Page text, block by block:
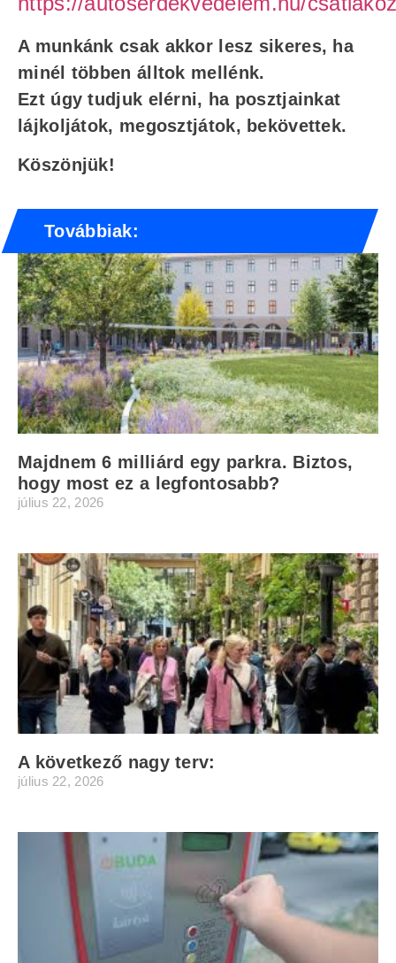
A munkánk csak akkor lesz sikeres, ha
minél többen álltok mellénk.
Ezt úgy tudjuk elérni, ha posztjainkat
lájkoljátok, megosztjátok, bekövettek.
Köszönjük!
Továbbiak:
Majdnem 6 milliárd egy parkra. Biztos,
hogy most ez a legfontosabb?
július 22, 2026
A következő nagy terv:
július 22, 2026